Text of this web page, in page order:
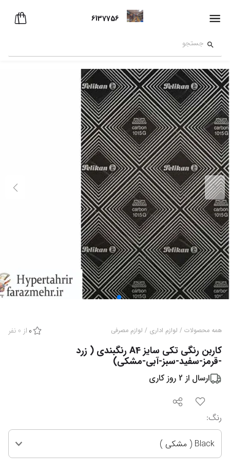
6137756
همه محصولات / لوازم اداری / لوازم مصرفی 0 از 0 نفر
کاربن رنگی تکی سایز A4 رنگبندی ( زرد
-قرمز-سفید-سبز-آبی-مشکی)
ارسال از 2 روز کاری
رنگ:
Black ( مشکی )